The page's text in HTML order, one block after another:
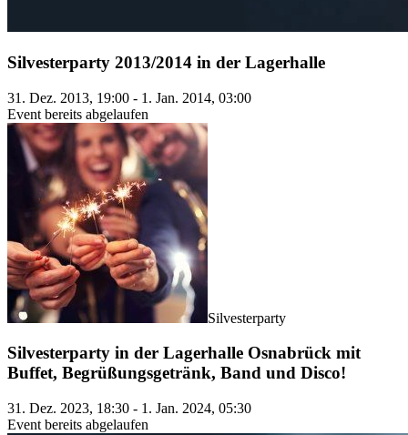
Silvesterparty 2013/2014 in der Lagerhalle
31. Dez. 2013, 19:00 - 1. Jan. 2014, 03:00
Event bereits abgelaufen
Silvesterparty
Silvesterparty in der Lagerhalle Osnabrück mit
Buffet, Begrüßungsgetränk, Band und Disco!
31. Dez. 2023, 18:30 - 1. Jan. 2024, 05:30
Event bereits abgelaufen